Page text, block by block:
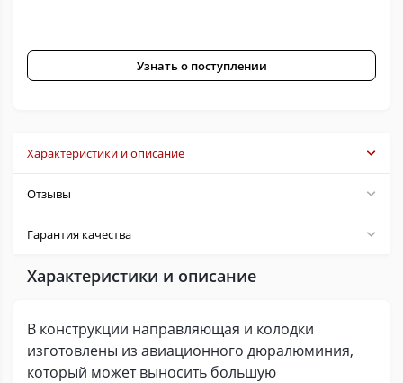
Узнать о поступлении
Характеристики и описание
Отзывы
Гарантия качества
Характеристики и описание
В конструкции направляющая и колодки
изготовлены из авиационного дюралюминия,
который может выносить большую